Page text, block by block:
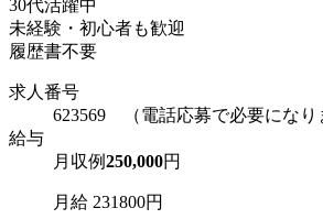
30代活躍中
未経験・初心者も歓迎
履歴書不要
求人番号
623569 （電話応募で必要になり
給与
月収例250,000円
月給 231800円